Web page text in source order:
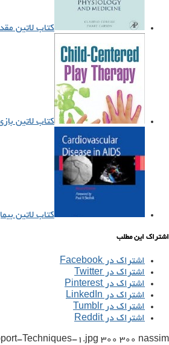
کتاب لاتین
کتاب لاتین
کتاب لاتین
اشتراک این مطلب
اشتراک در Facebook
اشتراک در Twitter
اشتراک در Pinterest
اشتراک در LinkedIn
اشتراک در Tumblr
اشتراک در Reddit
Techniques-1.jpg 300 300 nassim